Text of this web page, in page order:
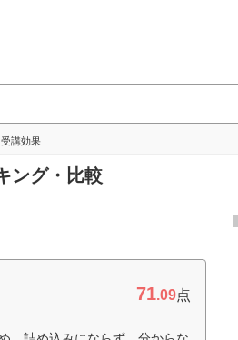
受講効果
ング・比較
71.09点